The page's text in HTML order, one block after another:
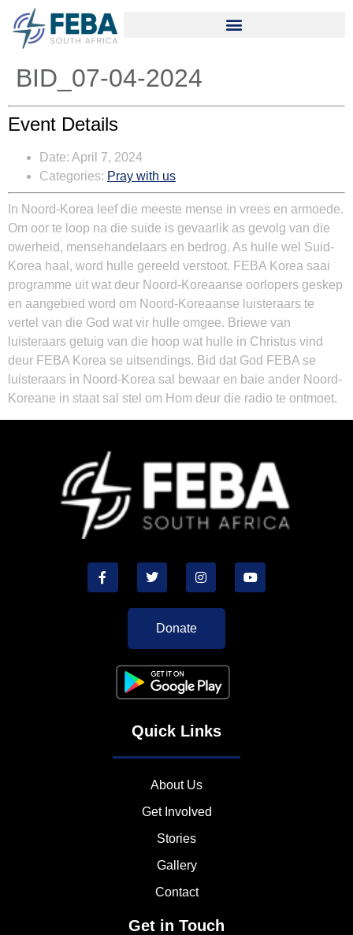
BID_07-04-2024
Event Details
Date: April 7, 2024
Categories: Pray with us
In Noord-Korea leef die meeste mense in vrees en armoede.
Om oor te loop na die suide is gevaarlik as gevolg van die
owerheid, mensehandelaars en bedrog. As hulle wel Suid-
Korea haal, word hulle gereeld verstoot. FEBA Korea saai
programme uit wat deur Noord-Koreaanse oorlopers geskep
en aangebied word om Noord-Koreaanse luisteraars te
vertel van die God wat vir hulle omgee. Briewe van
luisteraars getuig van die hoop wat hulle in Christus vind
deur FEBA Korea se uitsendings. Bid dat God FEBA se
luisteraars in Noord-Korea sal bewaar en baie ander Noord-
Koreane in staat sal stel om Hom deur die radio te ontmoet.
Donate
Quick Links
About Us
Get Involved
Stories
Gallery
Contact
Get in Touch